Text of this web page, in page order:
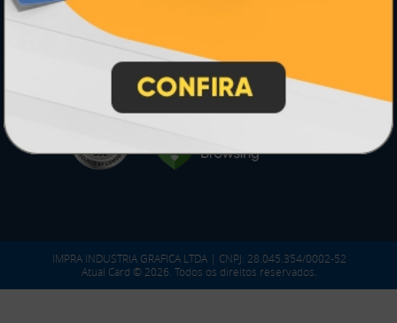
SEGURANÇA
IMPRA INDUSTRIA GRAFICA LTDA | CNPJ: 28.045.354/0002-52
Atual Card © 2026. Todos os direitos reservados.